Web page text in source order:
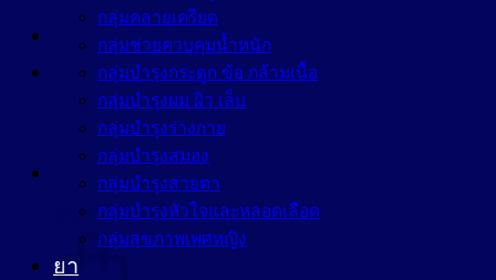
ตะกร้าสินค้า
กลุ่มคลายเครียด
กลุ่มช่วยควบคุมน้ำหนัก
กลุ่มบำรุงกระดูก ข้อ กล้ามเนื้อ
กลุ่มบำรุงผม ผิว เล็บ
กลุ่มบำรุงร่างกาย
กลุ่มบำรุงสมอง
กลุ่มบำรุงสายตา
กลุ่มบำรุงหัวใจและหลอดเลือด
กลุ่มสุขภาพเพศหญิง
ยา